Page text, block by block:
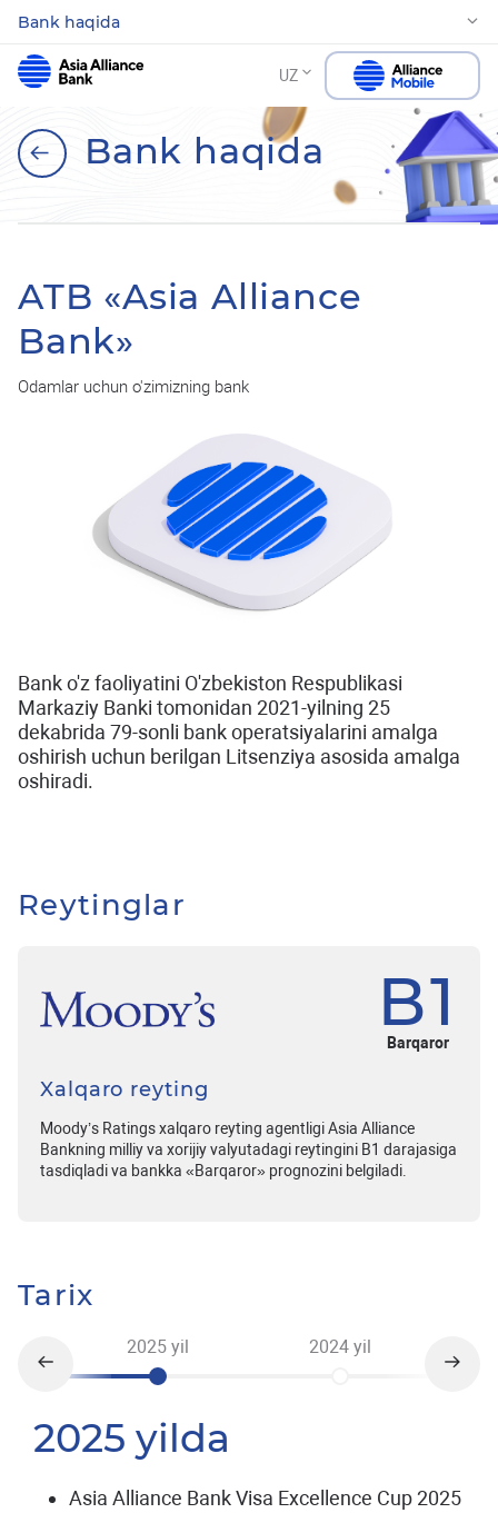
Bank haqida
UZ
Bank haqida
ATB «Asia Alliance
Bank»
Odamlar uchun o'zimizning bank
Bank o'z faoliyatini O'zbekiston Respublikasi
Markaziy Banki tomonidan 2021-yilning 25
dekabrida 79-sonli bank operatsiyalarini amalga
oshirish uchun berilgan Litsenziya asosida amalga
oshiradi.
Reytinglar
В1
Barqaror
Xalqaro reyting
Moody’s Ratings xalqaro reyting agentligi Asia Alliance
Bankning milliy va xorijiy valyutadagi reytingini B1 darajasiga
tasdiqladi va bankka «Barqaror» prognozini belgiladi.
Tarix
2025 yil 2024 yil
2025 yilda
Asia Alliance Bank Visa Excellence Cup 2025